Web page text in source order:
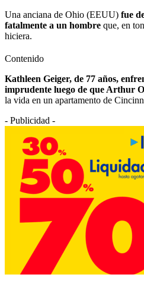
Una anciana de Ohio (EEUU) fue
fatalmente a un hombre que, en
hiciera.
Contenido
Kathleen Geiger, de 77 años,
imprudente luego de que Arthur
la vida en un apartamento de
- Publicidad -